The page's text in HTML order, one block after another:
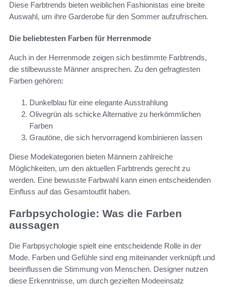
Diese Farbtrends bieten weiblichen Fashionistas eine breite
Auswahl, um ihre Garderobe für den Sommer aufzufrischen.
Die beliebtesten Farben für Herrenmode
Auch in der Herrenmode zeigen sich bestimmte Farbtrends,
die stilbewusste Männer ansprechen. Zu den gefragtesten
Farben gehören:
Dunkelblau für eine elegante Ausstrahlung
Olivegrün als schicke Alternative zu herkömmlichen
Farben
Grautöne, die sich hervorragend kombinieren lassen
Diese Modekategorien bieten Männern zahlreiche
Möglichkeiten, um den aktuellen Farbtrends gerecht zu
werden. Eine bewusste Farbwahl kann einen entscheidenden
Einfluss auf das Gesamtoutfit haben.
Farbpsychologie: Was die Farben
aussagen
Die Farbpsychologie spielt eine entscheidende Rolle in der
Mode. Farben und Gefühle sind eng miteinander verknüpft und
beeinflussen die Stimmung von Menschen. Designer nutzen
diese Erkenntnisse, um durch gezielten Modeeinsatz